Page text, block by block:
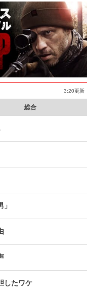
3:20更新
総合
したワケ